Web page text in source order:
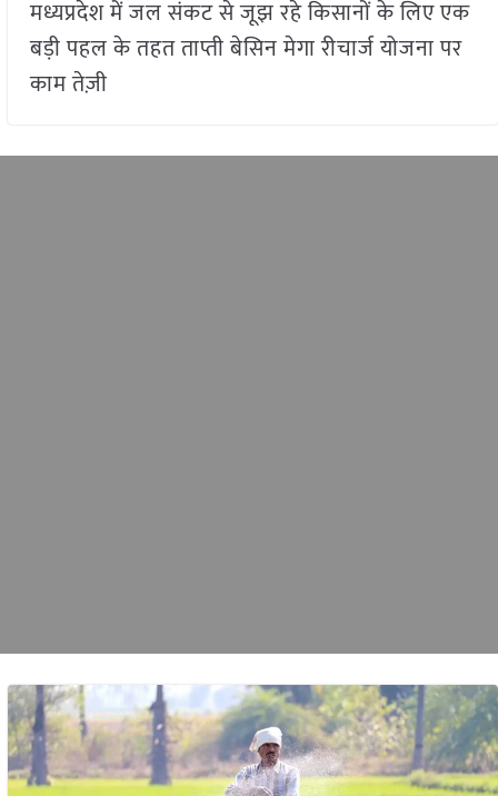
मध्यप्रदेश में जल संकट से जूझ रहे किसानों के लिए एक
बड़ी पहल के तहत ताप्ती बेसिन मेगा रीचार्ज योजना पर
काम तेज़ी